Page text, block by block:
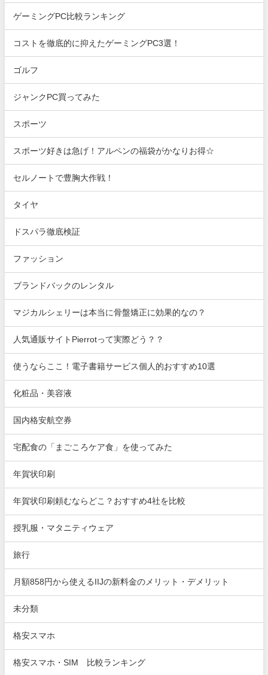
ゲーミングPC比較ランキング
コストを徹底的に抑えたゲーミングPC3選！
ゴルフ
ジャンクPC買ってみた
スポーツ
スポーツ好きは急げ！アルペンの福袋がかなりお得☆
セルノートで豊胸大作戦！
タイヤ
ドスパラ徹底検証
ファッション
ブランドバックのレンタル
マジカルシェリーは本当に骨盤矯正に効果的なの？
人気通販サイトPierrotって実際どう？？
使うならここ！電子書籍サービス個人的おすすめ10選
化粧品・美容液
国内格安航空券
宅配食の「まごころケア食」を使ってみた
年賀状印刷
年賀状印刷頼むならどこ？おすすめ4社を比較
授乳服・マタニティウェア
旅行
月額858円から使えるIIJの新料金のメリット・デメリット
未分類
格安スマホ
格安スマホ・SIM 比較ランキング